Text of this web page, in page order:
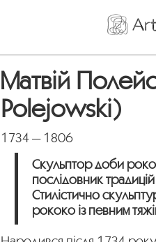
Матвій
Polejowski)
1734 — 1806
Скульптор доби
послідовник
Стилістично
рококо із певним